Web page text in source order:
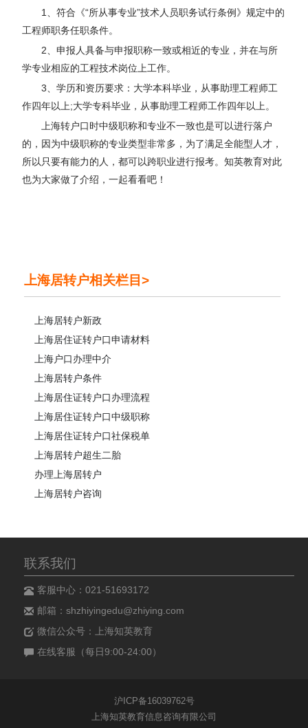
1、符合《“所从事专业”技术人员职务试行条例》规定中的
工程师职务任职条件。
2、申报人具备与申报职称一致或相近的专业，并在与所
学专业相应的工程技术岗位上工作。
3、学历和资历要求：大学本科毕业，从事助理工程师工
作四年以上;大学专科毕业，从事助理工程师工作四年以上。
上海转户口时中级职称和专业不一致也是可以进行落户
的，因为中级职称的专业类型非常多，为了满足全能型人才，
所以只要有能力的人，都可以跨职业进行报考。知英教育对此
也为大家做了介绍，一起看看吧！
上海居转户相关栏目>
上海居转户新政
上海居住证转户口申请材料
上海户口办理中介
上海居转户条件
上海居住证转户口办理流程
上海居住证转户口中级职称
上海居住证转户口社保税单
上海居转户超生二胎
办理上海居转户
上海居转户咨询
联系我们
客服中心：021-51693172
邮箱：shzhiyingedu@zhiying.com
微信公众号：上海知英教育
在线客服（每日9:00-24:00）
沪ICP备16039762号
上海知英教育信息咨询有限公司